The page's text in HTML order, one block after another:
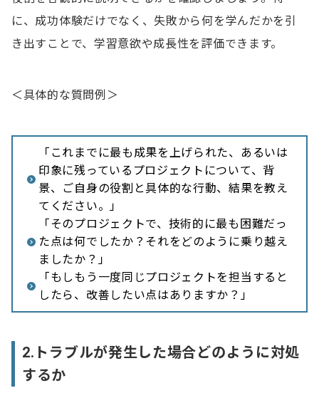
に、成功体験だけでなく、失敗から何を学んだかを引
き出すことで、学習意欲や成長性を評価できます。
＜具体的な質問例＞
「これまでに最も成果を上げられた、あるいは
印象に残っているプロジェクトについて、背
景、ご自身の役割と具体的な行動、結果を教え
てください。」
「そのプロジェクトで、技術的に最も困難だっ
た点は何でしたか？それをどのように乗り越え
ましたか？」
「もしもう一度同じプロジェクトを担当すると
したら、改善したい点はありますか？」
2.トラブルが発生した場合どのように対処
するか